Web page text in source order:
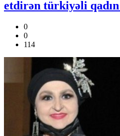
etdirən türkiyəli
0
0
114